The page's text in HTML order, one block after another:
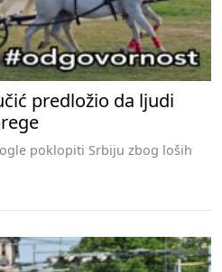
predložio da ljudi
poklopiti Srbiju zbog loših